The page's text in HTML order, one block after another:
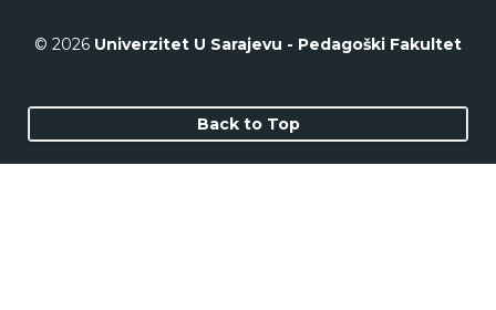
© 2026 Univerzitet U Sarajevu - Pedagoški Fakultet
Back to Top